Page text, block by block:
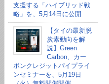
支援する「ハイブリッド戦
略」を、5月14日に公開
【タイの最新脱
炭素動向を解
説】Green
Carbon、カー
ボンクレジットパイプライ
ンセミナーを、5月19日